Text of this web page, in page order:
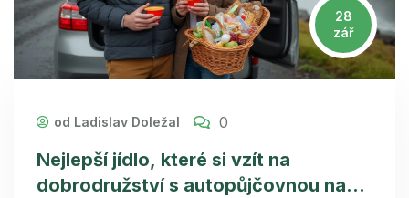
28
zář
od Ladislav Doležal 0
Nejlepší jídlo, které si vzít na
dobrodružství s autopůjčovnou na